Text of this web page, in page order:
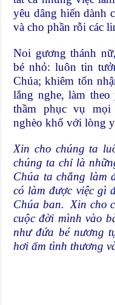
yêu dâng hiến dành
và cho phần rỗi các
Noi gương thánh
bé nhỏ: luôn tin
Chúa; khiêm tốn
lắng nghe, làm
thầm phục vụ
nghèo khổ với lòng
Xin cho chúng ta
chúng ta chỉ là
Chúa ta chẳng làm
có làm được việc gì
Chúa ban.
Xin cho
cuộc đời mình vào
như đứa bé nương
hơi ấm tình thương